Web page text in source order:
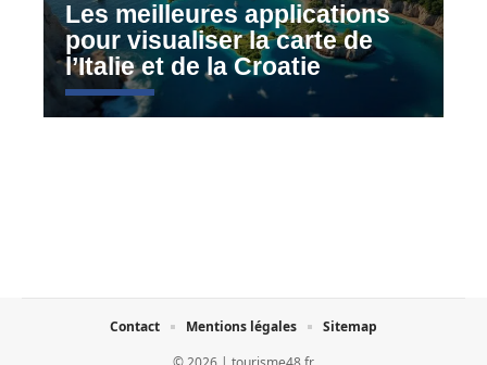
Les meilleures applications
pour visualiser la carte de
l’Italie et de la Croatie
Contact Mentions légales Sitemap